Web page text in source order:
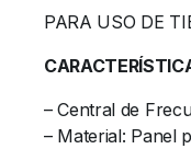
PARA USO DE
– Central de
– Material: Panel